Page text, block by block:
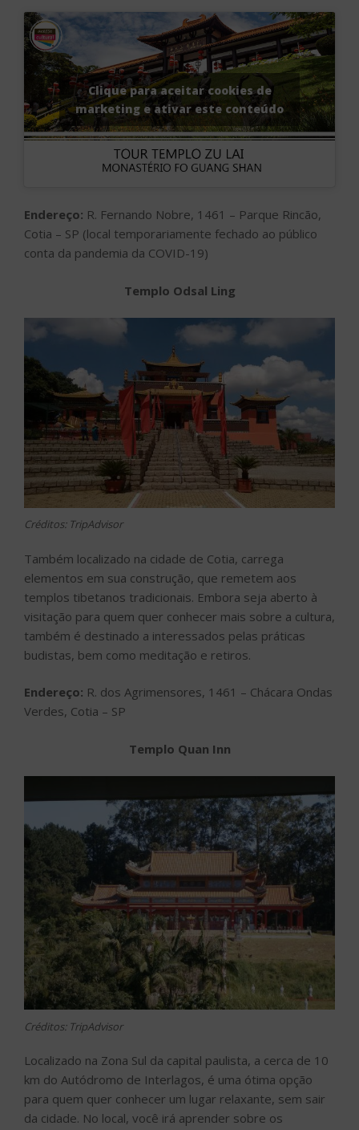
Clique para aceitar cookies de
marketing e ativar este conteúdo
Endereço: R. Fernando Nobre, 1461 – Parque Rincão,
Cotia – SP (local temporariamente fechado ao público
conta da pandemia da COVID-19)
Templo Odsal Ling
Créditos: TripAdvisor
Também localizado na cidade de Cotia, carrega
elementos em sua construção, que remetem aos
templos tibetanos tradicionais. Embora seja aberto à
visitação para quem quer conhecer mais sobre a cultura,
também é destinado a interessados pelas práticas
budistas, bem como meditação e retiros.
Endereço: R. dos Agrimensores, 1461 – Chácara Ondas
Verdes, Cotia – SP
Templo Quan Inn
Créditos: TripAdvisor
Localizado na Zona Sul da capital paulista, a cerca de 10
km do Autódromo de Interlagos, é uma ótima opção
para quem quer conhecer um lugar relaxante, sem sair
da cidade. No local, você irá aprender sobre os